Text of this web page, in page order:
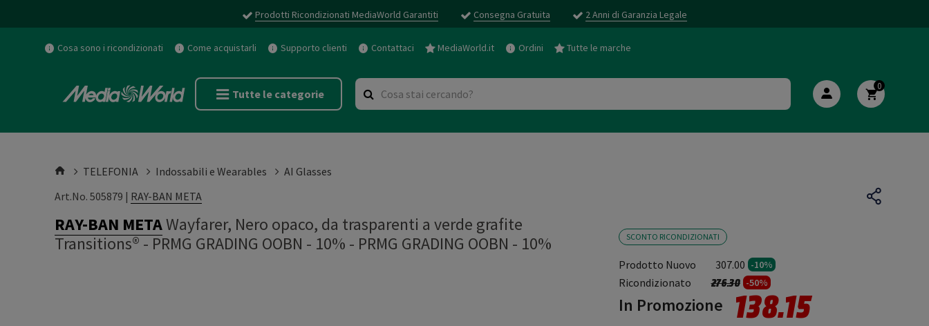
Prodotti Ricondizionati MediaWorld Garantiti Consegna Gratuita 2 Anni di Garanzia Legale
Cosa sono i ricondizionati Come acquistarli Supporto clienti Contattaci MediaWorld.it Ordini Tutte le marche
Tutte le categorie
0
TELEFONIA Indossabili e Wearables
AI Glasses
Art.No. 505879 | RAY-BAN META
RAY-BAN METAWayfarer, Nero opaco, da trasparenti a verde grafite
Transitions® - PRMG GRADING OOBN - 10% - PRMG GRADING OOBN - 10% SCONTO RICONDIZIONATI
Prodotto Nuovo 307.00 -10%
Ricondizionato Prezzo ridotto da
276.30a-50%
In Promozione 138.15